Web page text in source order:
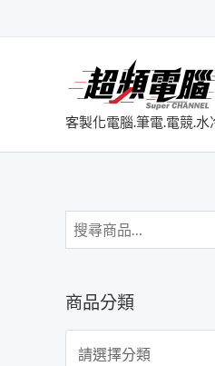
客製化電腦.筆電.電競.
商品分類